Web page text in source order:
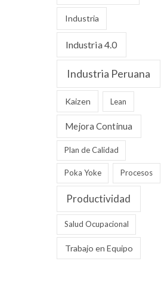
Industria
Industria 4.0
Industria Peruana
Kaizen Lean
Mejora Continua
Plan de Calidad
Poka Yoke Procesos
Productividad
Salud Ocupacional
Trabajo en Equipo